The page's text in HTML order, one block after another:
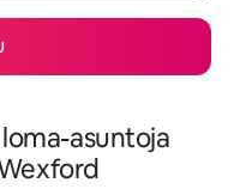
asuntoja